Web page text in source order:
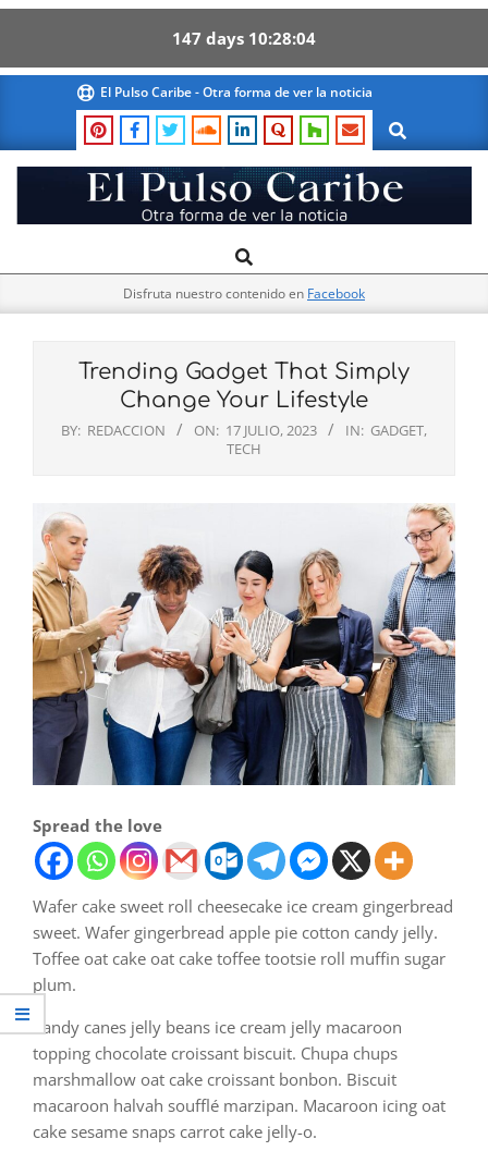
147 days 10 28 04
content
El Pulso Caribe - Otra forma de ver la noticia
Search
El
Pulso
Navigation
Search
Disfruta nuestro contenido en Facebook
Trending Gadget That Simply
Change Your Lifestyle
BY: REDACCION ON: 17 JULIO, 2023 IN: GADGET,
TECH
Spread the love
Wafer cake sweet roll cheesecake ice cream gingerbread
sweet. Wafer gingerbread apple pie cotton candy jelly.
Toffee oat cake oat cake toffee tootsie roll muffin sugar
plum.
Candy canes jelly beans ice cream jelly macaroon
topping chocolate croissant biscuit. Chupa chups
marshmallow oat cake croissant bonbon. Biscuit
macaroon halvah soufflé marzipan. Macaroon icing oat
cake sesame snaps carrot cake jelly-o.